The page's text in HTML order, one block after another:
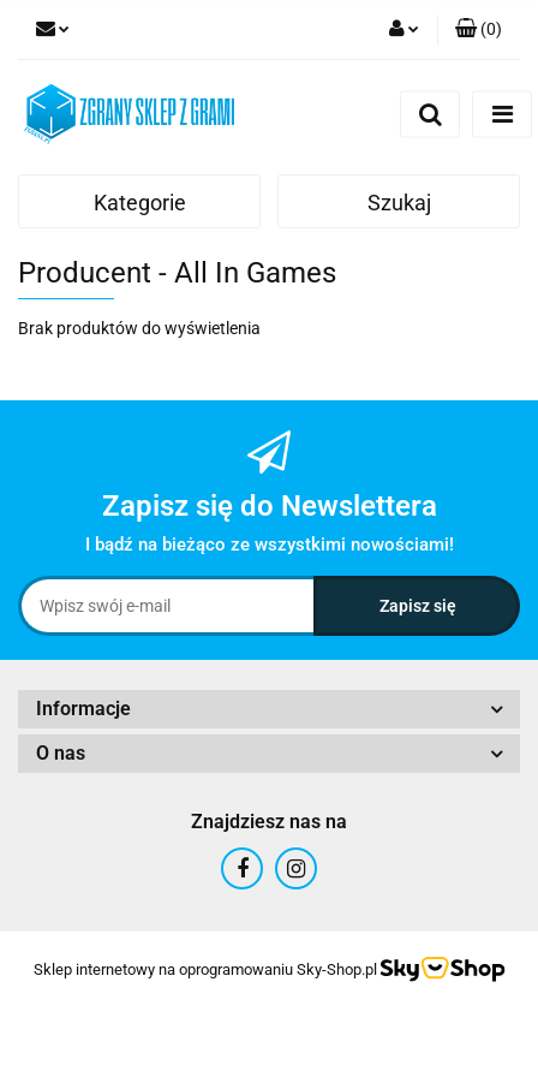
(0)
Kategorie Szukaj
Producent - All In Games
Brak produktów do wyświetlenia
Zapisz się do Newslettera
I bądź na bieżąco ze wszystkimi nowościami!
Informacje
O nas
Znajdziesz nas na
Sklep internetowy na oprogramowaniu Sky-Shop.pl